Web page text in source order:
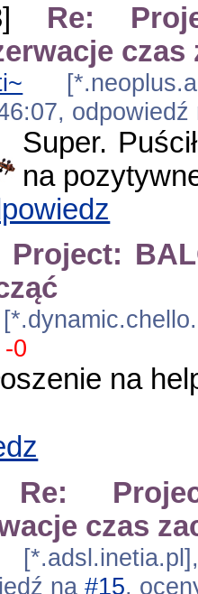
Re:
czas
Super.
na
Project:
-0
na
Re:
czas
na#15,